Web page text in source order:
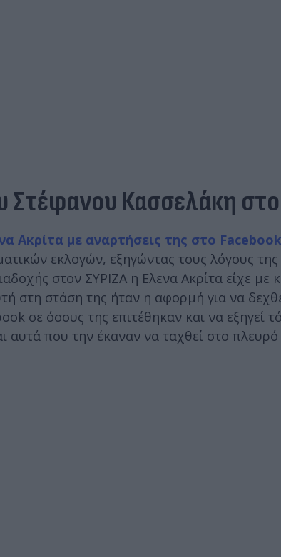
Στέφανου Κασσελάκη στο
Ακρίτα με αναρτήσεις της στο Facebook
εκλογών, εξηγώντας τους λόγους
στον ΣΥΡΙΖΑ η Ελενα Ακρίτα είχε με
στη στάση της ήταν η αφορμή για να
σε όσους της επιτέθηκαν και να εξηγεί
αυτά που την έκαναν να ταχθεί στο